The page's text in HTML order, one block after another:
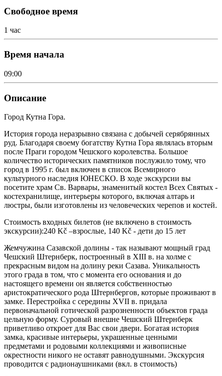
Свободное время
1 час
Время начала
09:00
Описание
Город Кутна Гора.
История города неразрывно связана с добычей серябрянных
руд. Благодаря своему богатству Кутна Гора являлась вторым
после Праги городом Чешского королевства. Большое
количество исторических памятников послужило тому, что
город в 1995 г. был включен в список Всемирного
культурного наследия ЮНЕСКО. В ходе экскурсии вы
посетите храм Св. Варвары, знаменитый костел Всех Святых -
костехранилище, интерьеры которого, включая алтарь и
люстры, были изготовлены из человеческих черепов и костей.
Стоимость входных билетов (не включено в стоимость
экскурсии):240 Kč –взрослые, 140 Kč - дети до 15 лет
Жемчужина Сазавской долины - так называют мощный град
Чешский Штернберк, построенный в XIII в. на холме с
прекрасным видом на долину реки Сазава. Уникальность
этого града в том, что с момента его основания и до
настоящего времени он является собственностью
аристократического рода Штернбергов, которые проживают в
замке. Перестройка с середины XVII в. придала
первоначальной готической разрозненности объектов града
цельную форму. Суровый внешне Чешский Штернберк
приветливо откроет для Вас свои двери. Богатая история
замка, красивые интерьеры, украшенные ценными
предметами и родовыми коллекциями и живописные
окрестности никого не оставят равнодушными. Экскурсия
проводится с радионаушниками (вкл. в стоимость)